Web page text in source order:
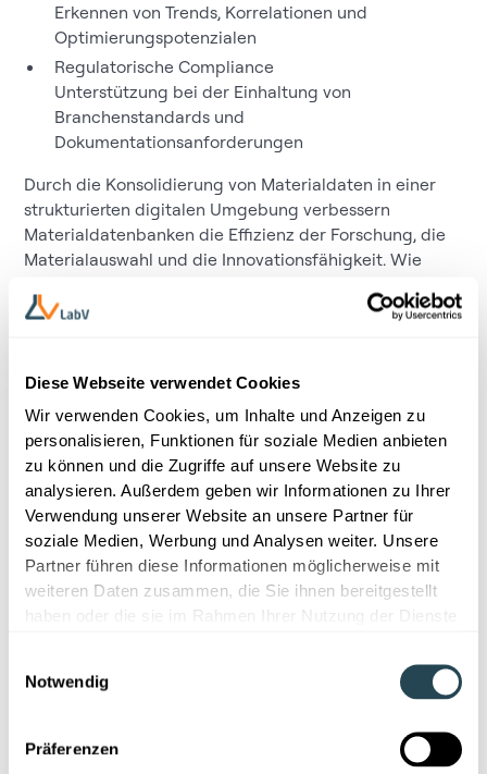
Diese Webseite verwendet Cookies
Wir verwenden Cookies, um Inhalte und Anzeigen zu
personalisieren, Funktionen für soziale Medien anbieten
zu können und die Zugriffe auf unsere Website zu
analysieren. Außerdem geben wir Informationen zu Ihrer
Verwendung unserer Website an unsere Partner für
soziale Medien, Werbung und Analysen weiter. Unsere
Partner führen diese Informationen möglicherweise mit
weiteren Daten zusammen, die Sie ihnen bereitgestellt
haben oder die sie im Rahmen Ihrer Nutzung der Dienste
Notwendig
Präferenzen
Erkennen von Trends, Korrelationen und
Optimierungspotenzialen
Regulatorische Compliance
Unterstützung bei der Einhaltung von
Branchenstandards und
Dokumentationsanforderungen
Durch die Konsolidierung von Materialdaten in einer
strukturierten digitalen Umgebung verbessern
Materialdatenbanken die Effizienz der Forschung, die
Materialauswahl und die Innovationsfähigkeit. Wie
Entwicklungsprozesse beschleunigen, erklärt unser
Relevanz für LabV
LabV bietet eine KI-gestützte Materialdatenbank, die
nahtlose Datenintegration, intelligente Suche und
prädiktive Analysen für F&E- und QS-Teams ermöglicht.
Im Gegensatz zu herkömmlichen Datenbanken, die
statische Materialinformationen speichern,
automatisiert LabV die Datenverarbeitung, erkennt
Trends und liefert Echtzeit-Einblicke in
Materialverhalten und -performance. Dank Cloud-
Materialdaten jederzeit verfügbar, zuverlässig und
sofort nutzbar.
FAQ